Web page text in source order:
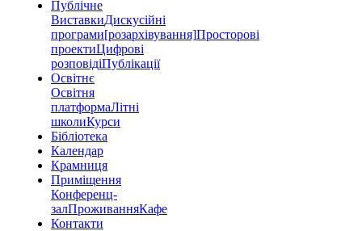
Публічне
ВиставкиДискусійні
програми[розархівування]Просторові
проектиЦифрові
розповідіПублікації
Освітнє
Освітня
платформаЛітні
школиКурси
Бібліотека
Календар
Крамниця
Приміщення
Конференц-
залПроживанняКафе
Контакти